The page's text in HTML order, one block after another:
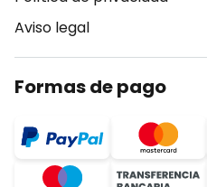
Aviso legal
Formas de pago